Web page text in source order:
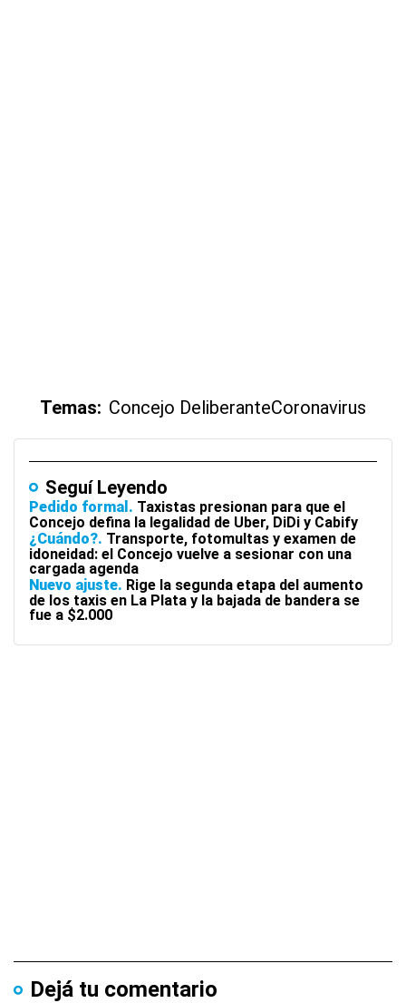
Temas: Concejo DeliberanteCoronavirus
Seguí Leyendo
Pedido formal
Taxistas presionan para que el
Concejo defina la legalidad de Uber, DiDi y Cabify
¿Cuándo? Transporte, fotomultas y examen de
idoneidad: el Concejo vuelve a sesionar con una
cargada agenda
Nuevo ajuste Rige la segunda etapa del aumento
de los taxis en La Plata y la bajada de bandera se
fue a $2.000
Dejá tu comentario